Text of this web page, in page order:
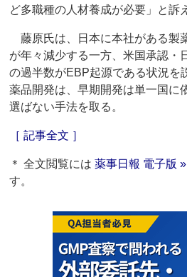
ど多職種の人材養成が必要」と訴
藤原氏は、日本に本社がある製
が年々減少する一方、米国承認・
の過半数がEBP起源である状況を
薬品開発は、早期開発は単一国に
選ばない手法を取る。
［ 記事全文 ］
＊ 全文閲覧には薬事日報 電子版 »
す。